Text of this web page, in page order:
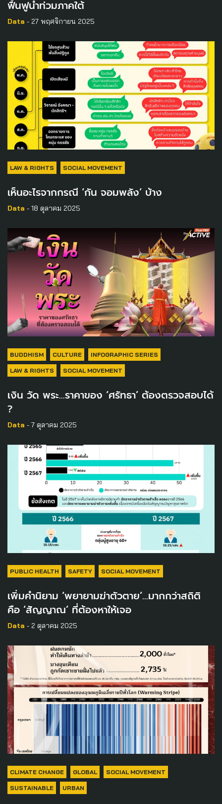
ฟื้นฟูน้ำท่วมภาคใต้
Data - 27 พฤศจิกายน 2025
LAW & RIGHTS SOCIAL MOVEMENT
เห็นอะไรจากกรณี ‘กัน จอมพลัง’ บ้าง
Data - 18 ตุลาคม 2025
BUDDHISM CULTURE INFOGRAPHIC SERIES
LAW & RIGHTS SOCIAL MOVEMENT
เงิน วัด พระ…ราคาของ ‘ศรัทธา’ ต้องตรวจสอบได้
?
Data - 7 ตุลาคม 2025
PUBLIC HEALTH SAFETY SOCIAL MOVEMENT
เพิ่มคำนิยาม ‘พยายามฆ่าตัวตาย’…มากกว่าสถิติ
คือ ‘สัญญาณ’ ที่ต้องหาให้เจอ
Data - 2 ตุลาคม 2025
CLIMATE CHANGE GLOBAL SOCIAL MOVEMENT
SUSTAINABLE URBAN